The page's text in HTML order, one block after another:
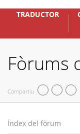
TRADUCTOR
Fòrums
Compartiu
Índex del fòrum